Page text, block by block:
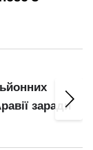
заради